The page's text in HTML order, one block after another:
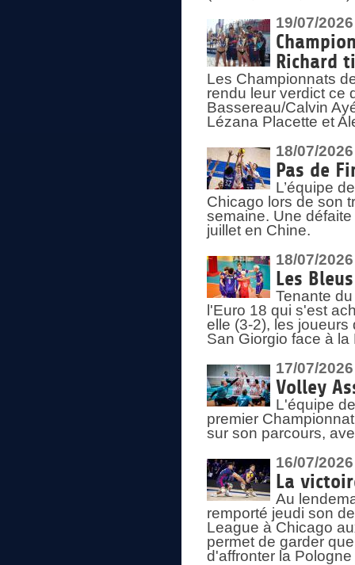
19/07/2026
Richard
Les Championnats
rendu leur verdict ce
Bassereau/Calvin
Lézana Placette et
18/07/2026
Pas de
L’équipe
Chicago lors de son
semaine. Une
juillet en Chine.
18/07/2026
Les
Tenante
l'Euro 18 qui s'est
elle (3-2), les
San Giorgio face à la
17/07/2026
Volley
L'équipe
premier
sur son parcours,
16/07/2026
La
Au
remporté jeudi son
League à Chicago
permet de garder
d'affronter la